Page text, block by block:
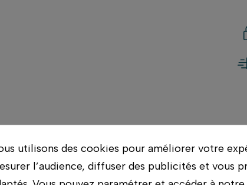
charge admissible de 100kg
utilisons des cookies pour améliorer votre
l’audience, diffuser des publicités et vous